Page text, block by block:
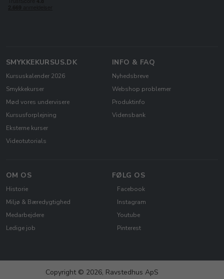
SMYKKEKURSUS.DK
Kursuskalender 2026
Smykkekurser
Mød vores undervisere
Kursusforplejning
Eksterne kurser
Videotutorials
INFO & FAQ
Nyhedsbreve
Webshop problemer
Produktinfo
Vidensbank
OM OS
Historie
Miljø & Bæredygtighed
Medarbejdere
Ledige job
FØLG OS
Facebook
Instagram
Youtube
Pinterest
Copyright © 2026, Ravstedhus ApS